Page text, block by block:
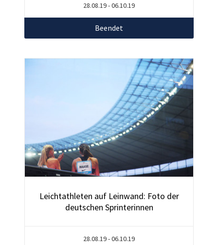
28.08.19 - 06.10.19
Beendet
Leichtathleten auf Leinwand: Foto der
deutschen Sprinterinnen
28.08.19 - 06.10.19